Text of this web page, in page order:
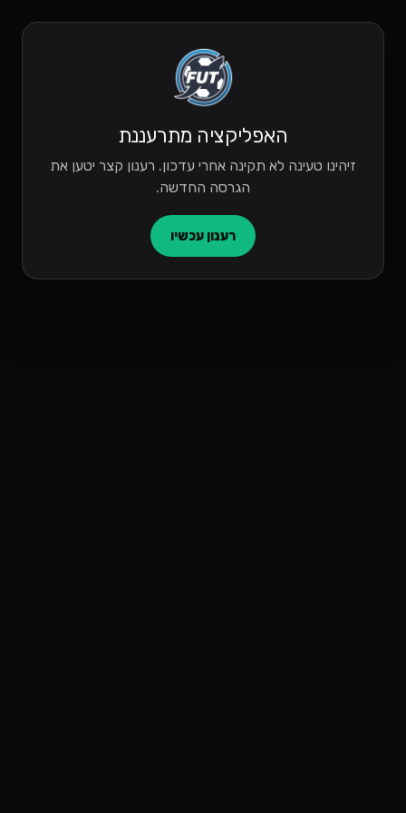
האפליקציה מתרעננת
זיהינו טעינה לא תקינה אחרי עדכון. רענון קצר יטען את
הגרסה החדשה.
רענון עכשיו